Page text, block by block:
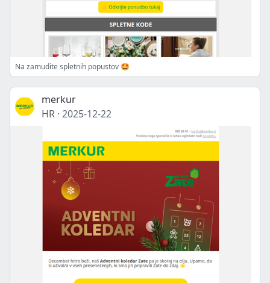
Na zamudite spletnih popustov 🤩
merkur
HR · 2025-12-22